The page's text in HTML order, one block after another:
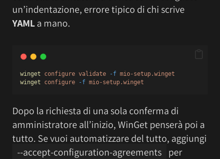
un’indentazione, errore tipico di chi scrive
YAMLa mano.
winget configure validate -f mio-setup.winget
winget
configure -f mio-setup.winget
Dopo la richiesta di una sola conferma di
amministratore all’inizio, WinGet penserà poi a
tutto. Se vuoi automatizzare del tutto, aggiungi
--accept-configuration-agreements per